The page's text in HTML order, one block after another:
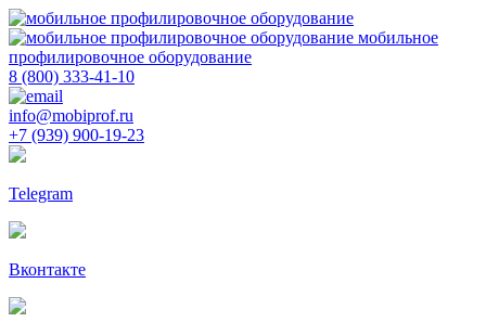
мобильное
профилировочное оборудование
8 (800) 333-41-10
info@mobiprof.ru
+7 (939) 900-19-23
Telegram
Вконтакте